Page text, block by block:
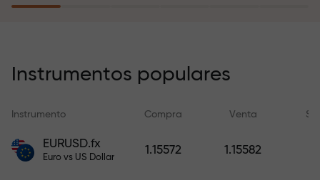
recargar su cuenta.
compensa sus pérdidas y
garantiza triplicar el beneficio
tranquilidad: su capital está
Instrumentos populares
Instrumento Compra Venta
EURUSD.fx
Euro vs US Dollar
1.15572 1.15582